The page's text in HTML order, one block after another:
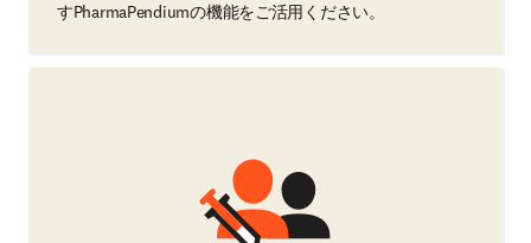
すPharmaPendiumの機能をご活用ください。